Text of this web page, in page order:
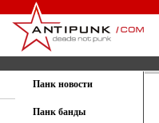
Панк новости
Панк банды